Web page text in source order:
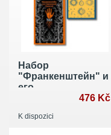
Набор
"Франкенштейн" и
его
переосмысление
Элизабет
476 Kč
K dispozici